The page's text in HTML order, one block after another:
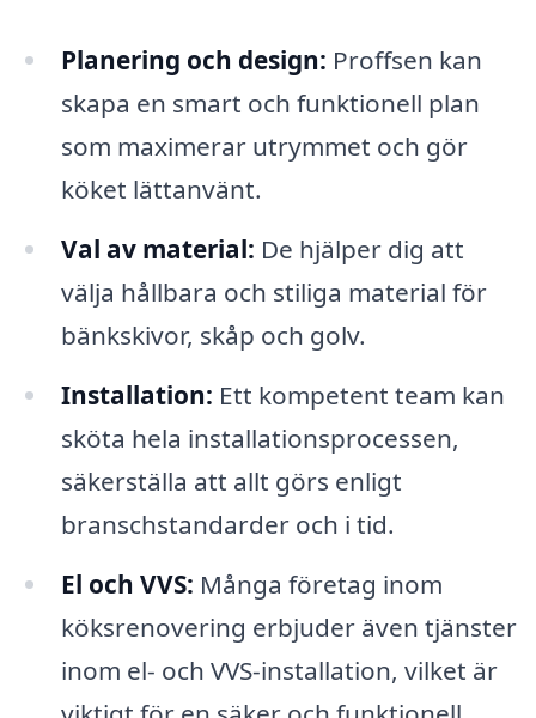
Planering och design: Proffsen kan
skapa en smart och funktionell plan
som maximerar utrymmet och gör
köket lättanvänt.
Val av material: De hjälper dig att
välja hållbara och stiliga material för
bänkskivor, skåp och golv.
Installation: Ett kompetent team kan
sköta hela installationsprocessen,
säkerställa att allt görs enligt
branschstandarder och i tid.
El och VVS: Många företag inom
köksrenovering erbjuder även tjänster
inom el- och VVS-installation, vilket är